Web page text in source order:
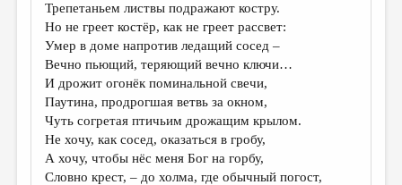
ИЗБРАННОЕ
ДАЙДЖЕСТ
ПРОИЗВЕДЕНИЯ
ПЕРЕВОДЫ
КОНКУРСЫ
ДЕТСКАЯ КОМНАТА
Трепетаньем листвы подражают костру.
Но не греет костёр, как не греет рассвет:
Умер в доме напротив ледащий сосед –
Вечно пьющий, теряющий вечно ключи…
И дрожит огонёк поминальной свечи,
Паутина, продрогшая ветвь за окном,
Чуть согретая птичьим дрожащим крылом.
Не хочу, как сосед, оказаться в гробу,
А хочу, чтобы нёс меня Бог на горбу,
Словно крест, – до холма, где обычный погост,